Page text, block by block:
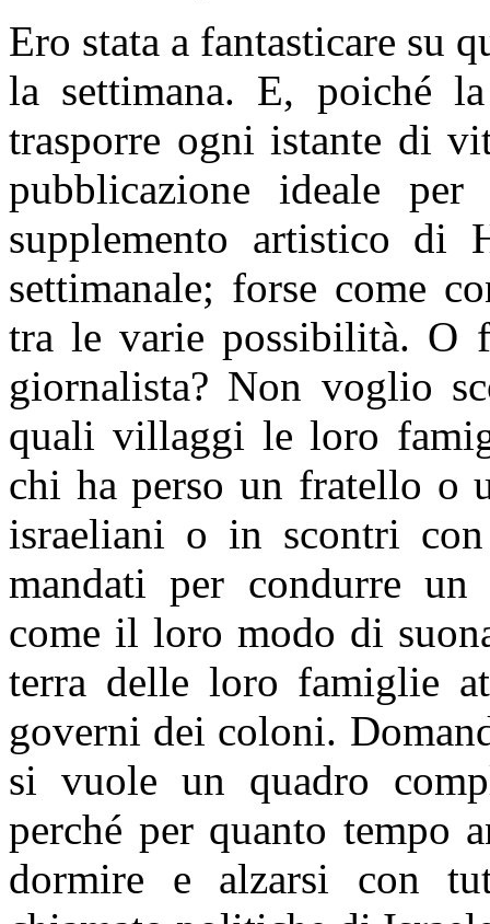
Ero stata a fantasticare su
la settimana. E, poiché
trasporre ogni istante di
pubblicazione ideale
supplemento artistico di
settimanale; forse come
tra le varie possibilità. O
giornalista? Non voglio
quali villaggi le loro
chi ha perso un fratello o
israeliani o in scontri
mandati per condurre
come il loro modo di
terra delle loro famiglie
governi dei coloni.
si vuole un quadro
perché per quanto tempo
dormire e alzarsi con